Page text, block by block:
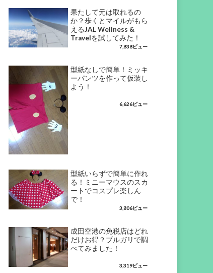
果たして元は取れるの
か？歩くとマイルがもら
えるJAL Wellness &
Travelを試してみた！
7,838ビュー
型紙なしで簡単！ミッキ
ーパンツを作って仮装し
よう！
6,626ビュー
型紙いらずで簡単に作れ
る！ミニーマウスのスカ
ートでコスプレ楽しん
で！
3,806ビュー
成田空港の免税店はどれ
だけお得？ブルガリで調
べてみました！
3,319ビュー